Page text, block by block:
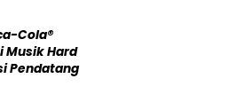
Cola®
Musik Hard
Pendatang